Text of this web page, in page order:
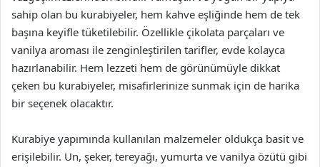
sahip olan bu kurabiyeler, hem kahve eşliğinde hem de tek
başına keyifle tüketilebilir. Özellikle çikolata parçaları ve
vanilya aroması ile zenginleştirilen tarifler, evde kolayca
hazırlanabilir. Hem lezzeti hem de görünümüyle dikkat
çeken bu kurabiyeler, misafirlerinize sunmak için de harika
bir seçenek olacaktır.
Kurabiye yapımında kullanılan malzemeler oldukça basit ve
erişilebilir. Un, şeker, tereyağı, yumurta ve vanilya özütü gibi